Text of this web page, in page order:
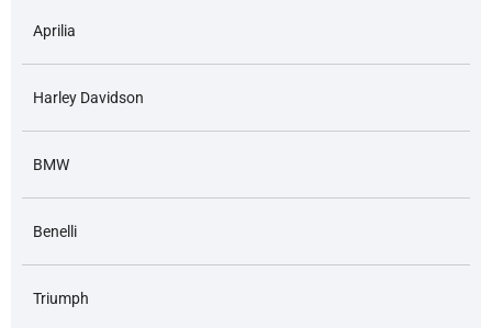
Aprilia
Harley Davidson
BMW
Benelli
Triumph